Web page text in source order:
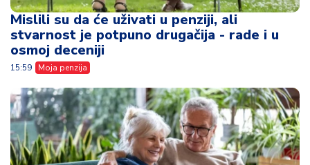
Mislili su da će uživati u penziji, ali
stvarnost je potpuno drugačija - rade i u
osmoj deceniji
15:59 Moja penzija